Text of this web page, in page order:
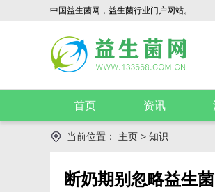
中国益生菌网，益生菌行业门户网站。
首页 资讯
当前位置： 主页 > 知识
断奶期别忽略益生